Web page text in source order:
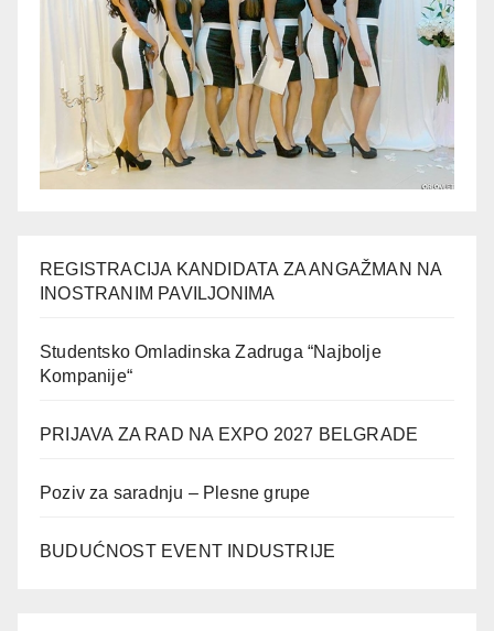
REGISTRACIJA KANDIDATA ZA ANGAŽMAN NA
INOSTRANIM PAVILJONIMA
Studentsko Omladinska Zadruga “Najbolje
Kompanije“
PRIJAVA ZA RAD NA EXPO 2027 BELGRADE
Poziv za saradnju – Plesne grupe
BUDUĆNOST EVENT INDUSTRIJE